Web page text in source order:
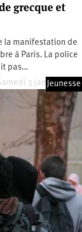
grecque et
la manifestation de
à Paris. La police
pas…
3 janvier 2009
Jeunesse